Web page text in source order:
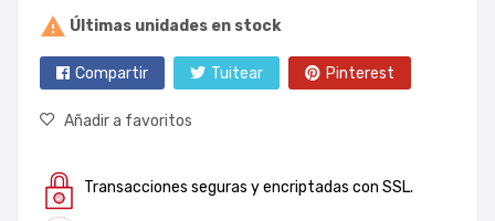
 Últimas unidades en stock
Compartir Tuitear Pinterest
Añadir a favoritos
Transacciones seguras y encriptadas con SSL.